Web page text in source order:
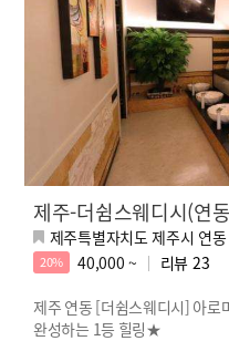
제주-더쉼스웨디시(연
제주특별자치도 제주시 연
20% 40,000 ~ 리뷰 23
제주 연동 [더쉼스웨디시] 아
완성하는 1등 힐링★